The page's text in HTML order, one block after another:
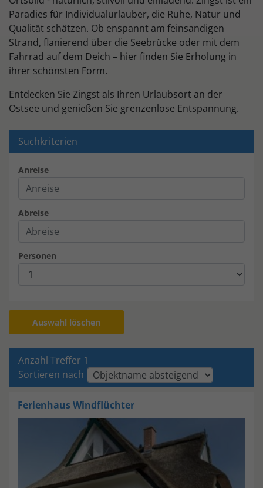
Paradies für Individualurlauber, die Ruhe, Natur und
Qualität schätzen. Ob enspannt am feinsandigen
Strand, flanierend über die Seebrücke oder mit dem
Fahrrad auf dem Deich – hier finden Sie Erholung in
ihrer schönsten Form.
Entdecken Sie Zingst als Ihren Urlaubsort an der
Ostsee und genießen Sie grenzenlose Entspannung.
Suchkriterien
Anreise
Abreise
Personen
Auswahl löschen
Anzahl Treffer 1
Sortieren nach
FerienhausWindflüchter